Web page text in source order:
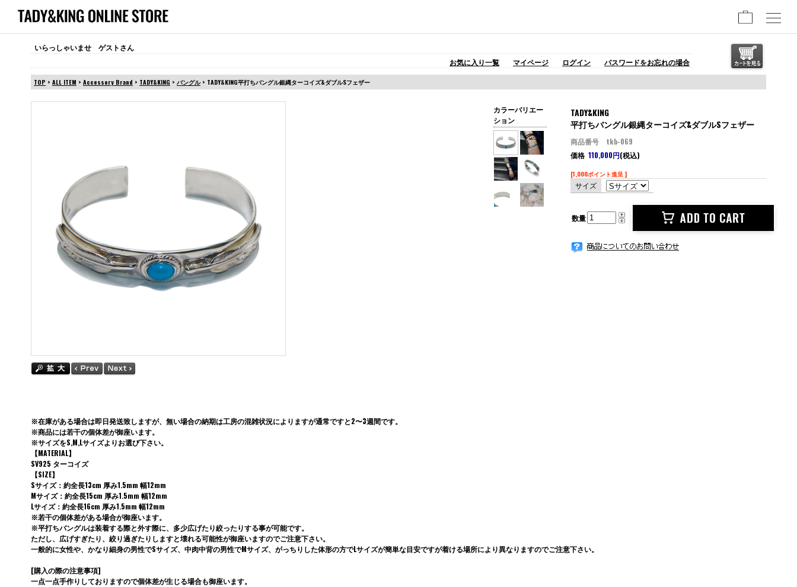
いらっしゃいませ ゲストさん
お気に入り一覧
マイページ ログイン パスワードをお忘れの場合
TOP > ALL ITEM > Accessory Brand > TADY&KING > バングル> TADY&KING平打ちバングル銀縄ターコイズ&ダブルSフェザー
TADY&KING
平打ちバングル銀縄ターコイズ&ダブルSフェザー
商品番号 tkb-069
価格 110,000円(税込)
[1,000ポイント進呈 ]
サイズ
数量
カラーバリエー
ション
※在庫がある場合は即日発送致しますが、無い場合の納期は工房の混雑状況によりますが通常ですと2〜3週間です。
※商品には若干の個体差が御座います。
※サイズをS,M,Lサイズよりお選び下さい。
【MATERIAL】
SV925 ターコイズ
【SIZE】
Sサイズ：約全長13cm 厚み1.5mm 幅12mm
Mサイズ：約全長15cm 厚み1.5mm 幅12mm
Lサイズ：約全長16cm 厚み1.5mm 幅12mm
※若干の個体差がある場合が御座います。
※平打ちバングルは装着する際と外す際に、多少広げたり絞ったりする事が可能です。
ただし、広げすぎたり、絞り過ぎたりしますと壊れる可能性が御座いますのでご注意下さい。
一般的に女性や、かなり細身の男性でSサイズ、中肉中背の男性でMサイズ、がっちりした体形の方でLサイズが簡単な目安ですが着ける場所により異なりますのでご注意下さい。
[購入の際の注意事項]
一点一点手作りしておりますので個体差が生じる場合も御座います。